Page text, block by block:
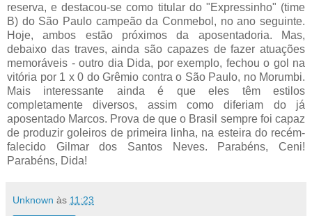
reserva, e destacou-se como titular do "Expressinho" (time
B) do São Paulo campeão da Conmebol, no ano seguinte.
Hoje, ambos estão próximos da aposentadoria. Mas,
debaixo das traves, ainda são capazes de fazer atuações
memoráveis - outro dia Dida, por exemplo, fechou o gol na
vitória por 1 x 0 do Grêmio contra o São Paulo, no Morumbi.
Mais interessante ainda é que eles têm estilos
completamente diversos, assim como diferiam do já
aposentado Marcos. Prova de que o Brasil sempre foi capaz
de produzir goleiros de primeira linha, na esteira do recém-
falecido Gilmar dos Santos Neves. Parabéns, Ceni!
Parabéns, Dida!
Unknown às 11:23